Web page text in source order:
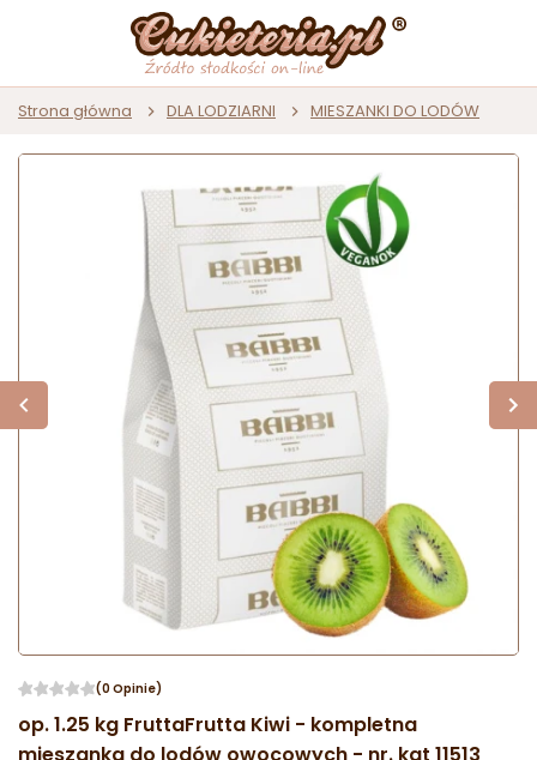
Strona główna DLA LODZIARNI MIESZANKI DO LODÓW
(0 Opinie)
op. 1.25 kg FruttaFrutta Kiwi - kompletna